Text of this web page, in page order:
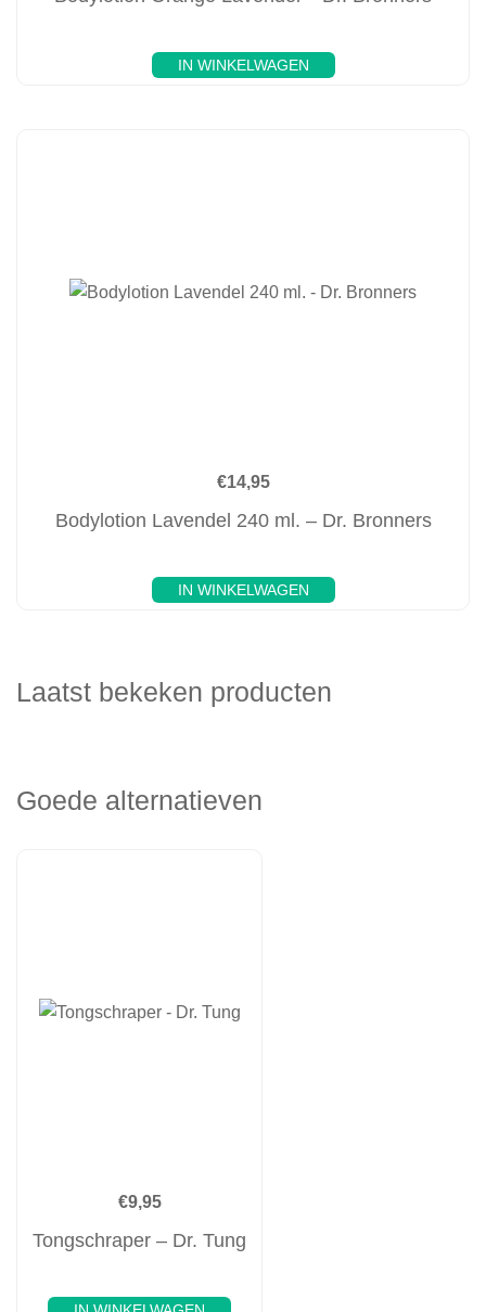
IN WINKELWAGEN
€14,95
Bodylotion Lavendel 240 ml. – Dr. Bronners
IN WINKELWAGEN
Laatst bekeken producten
Goede alternatieven
€9,95
Tongschraper – Dr. Tung